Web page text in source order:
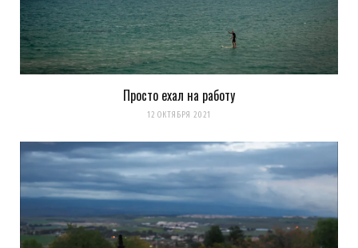
комментариях. А можно просто подписаться на комментарии
Просто ехал на работу
12 ОКТЯБРЯ 2021